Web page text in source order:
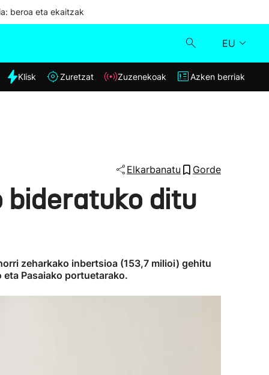
beroa eta ekaitzak
EU
Klisk
Azken berriak
Klisk Zuretzat Zuzenekoak Azken berriak
Elkarbanatu Gorde
bideratuko ditu
zeharkako inbertsioa (153,7 milioi) gehitu
Pasaiako portuetarako.